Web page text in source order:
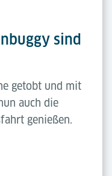
sind
getobt und mit
auch die
genießen.